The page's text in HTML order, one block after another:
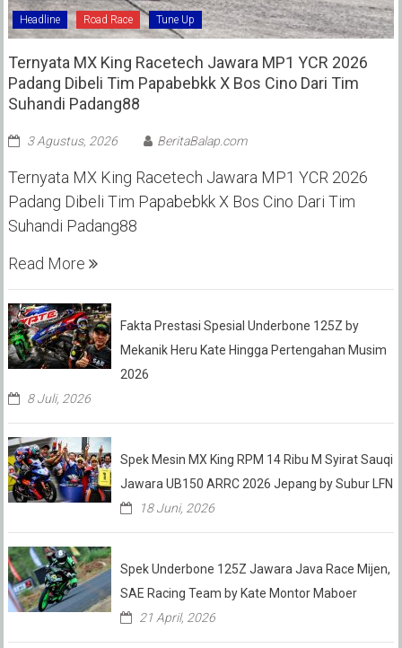
Headline Road Race Tune Up
Ternyata MX King Racetech Jawara MP1 YCR 2026
Padang Dibeli Tim Papabebkk X Bos Cino Dari Tim
Suhandi Padang88
3 Agustus, 2026 BeritaBalap.com
Ternyata MX King Racetech Jawara MP1 YCR 2026
Padang Dibeli Tim Papabebkk X Bos Cino Dari Tim
Suhandi Padang88
Read More
Fakta Prestasi Spesial Underbone 125Z by
Mekanik Heru Kate Hingga Pertengahan Musim
2026
8 Juli, 2026
Spek Mesin MX King RPM 14 Ribu M Syirat Sauqi
Jawara UB150 ARRC 2026 Jepang by Subur LFN
18 Juni, 2026
Spek Underbone 125Z Jawara Java Race Mijen,
SAE Racing Team by Kate Montor Maboer
21 April, 2026